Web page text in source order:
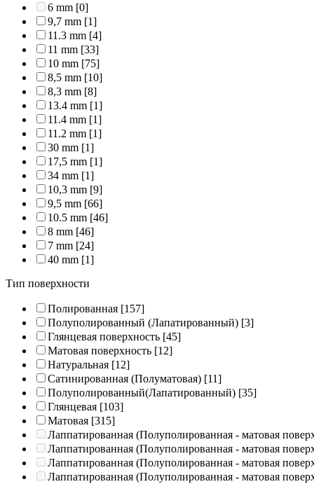
6 mm [0]
9,7 mm [1]
11.3 mm [4]
11 mm [33]
10 mm [75]
8,5 mm [10]
8,3 mm [8]
13.4 mm [1]
11.4 mm [1]
11.2 mm [1]
30 mm [1]
17,5 mm [1]
34 mm [1]
10,3 mm [9]
9,5 mm [66]
10.5 mm [46]
8 mm [46]
7 mm [24]
40 mm [1]
Тип поверхности
Полированная [157]
Полуполированный (Лапатированный) [3]
Глянцевая поверхность [45]
Матовая поверхность [12]
Натуральная [12]
Сатинированная (Полуматовая) [11]
Полуполированный(Лапатированный) [35]
Глянцевая [103]
Матовая [315]
Лаппатированная (Полуполированная - матовая
Лаппатированная (Полуполированная - матовая
Лаппатированная (Полуполированная - матовая
Лаппатированная (Полуполированная - матовая